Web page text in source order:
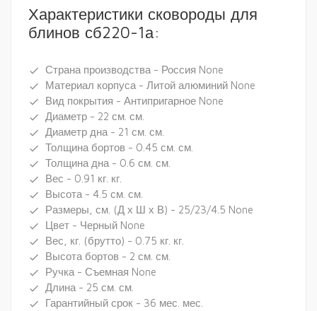
Характеристики сковороды для
блинов сб220-1а:
done Страна производства - Россия None
done Материал корпуса - Литой алюминий None
done Вид покрытия - Антипригарное None
done Диаметр - 22 см. см.
done Диаметр дна - 21 см. см.
done Толщина бортов - 0.45 см. см.
done Толщина дна - 0.6 см. см.
done Вес - 0.91 кг. кг.
done Высота - 4.5 см. см.
done Размеры, см. (Д х Ш х В) - 25/23/4.5 None
done Цвет - Черный None
done Вес, кг. (брутто) - 0.75 кг. кг.
done Высота бортов - 2 см. см.
done Ручка - Съемная None
done Длина - 25 см. см.
done Гарантийный срок - 36 мес. мес.